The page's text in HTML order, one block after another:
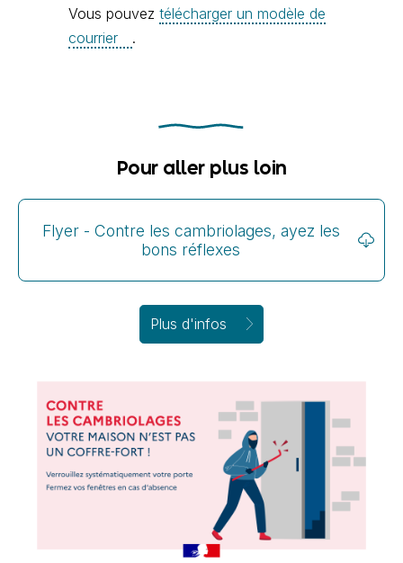
Vous pouvez télécharger un modèle de
courrier
.
Pour aller plus loin
Flyer - Contre les cambriolages, ayez les
bons réflexes
Plus d'infos